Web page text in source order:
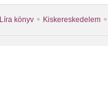
Líra könyv Kiskereskedelem